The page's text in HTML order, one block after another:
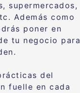
supermercados,
Además como
poner en
tu negocio para
del
fuelle en cada